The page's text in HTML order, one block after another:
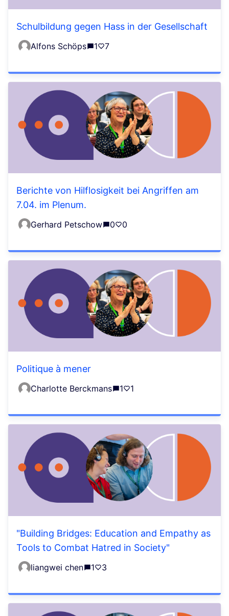
Schulbildung gegen Hass in der Gesellschaft
Alfons Schöps 1 7
Berichte von Hilflosigkeit bei Angriffen am
7.04. im Plenum.
Gerhard Petschow 0 0
Politique à mener
Charlotte Berckmans 1 1
"Building Bridges: Education and Empathy as
Tools to Combat Hatred in Society"
liangwei chen 1 3